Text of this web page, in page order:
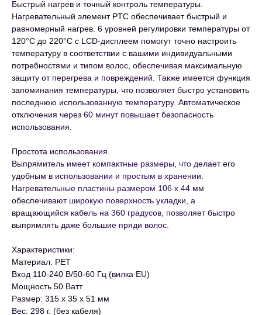
Быстрый нагрев и точный контроль температуры.
Нагревательный элемент PTC обеспечивает быстрый и
равномерный нагрев. 6 уровней регулировки температуры от
120°C до 220°C с LCD-дисплеем помогут точно настроить
температуру в соответствии с вашими индивидуальными
потребностями и типом волос, обеспечивая максимальную
защиту от перегрева и повреждений. Также имеется функция
запоминания температуры, что позволяет быстро установить
последнюю использованную температуру. Автоматическое
отключения через 60 минут повышает безопасность
использования.
Простота использования.
Выпрямитель имеет компактные размеры, что делает его
удобным в использовании и простым в хранении.
Нагревательные пластины размером 106 x 44 мм
обеспечивают широкую поверхность укладки, а
вращающийся кабель на 360 градусов, позволяет быстро
выпрямлять даже большие пряди волос.
Характеристики:
Материал: PET
Вход 110-240 В/50-60 Гц (вилка EU)
Мощность 50 Ватт
Размер: 315 x 35 x 51 мм
Вес: 298 г. (без кабеля)